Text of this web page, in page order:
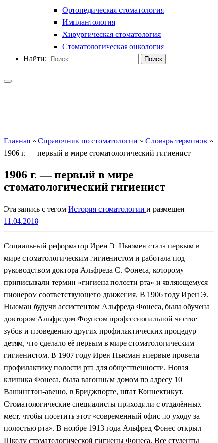
Ортопедическая стоматология
Имплантология
Хирургическая стоматология
Стоматологическая онкология
Найти:
Главная » Справочник по стоматологии » Словарь терминов »
1906 г. — первый в мире стоматологический гигиенист
1906 г. — первый в мире
стоматологический гигиенист
Эта запись с тегом История стоматологии и размещен
11.04.2018
Социальный реформатор Ирен Э. Ньюмен стала первым в
мире стоматологическим гигиенистом и работала под
руководством доктора Альфреда С. Фонеса, которому
приписывали термин «гигиена полости рта» и являющемуся
пионером соответствующего движения. В 1906 году Ирен Э.
Ньюман будучи ассистентом Альфреда Фонеса, была обучена
доктором Альфредом Фоунсом профессиональной чистке
зубов и проведению других профилактических процедур
детям, что сделало её первым в мире стоматологическим
гигиенистом. В 1907 году Ирен Ньюман впервые провела
профилактику полости рта для общественности. Новая
клиника Фонеса, была вагонным домом по адресу 10
Вашингтон-авеню, в Бриджпорте, штат Коннектикут.
Стоматологические специалисты приходили с отдалённых
мест, чтобы посетить этот «современный офис по уходу за
полостью рта». В ноябре 1913 года Альфред Фонес открыл
Школу стоматологической гигиены Фонеса. Все студенты